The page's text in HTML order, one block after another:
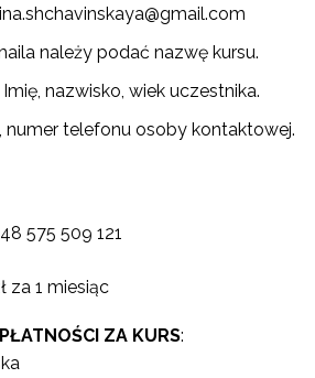
należy podać nazwę kursu.
nazwisko, wiek uczestnika.
numer telefonu osoby kontaktowej.
575 509 121
za 1 miesiąc
ZA KURS: